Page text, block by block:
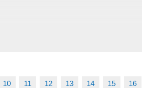
10 11 12 13 14 15 16